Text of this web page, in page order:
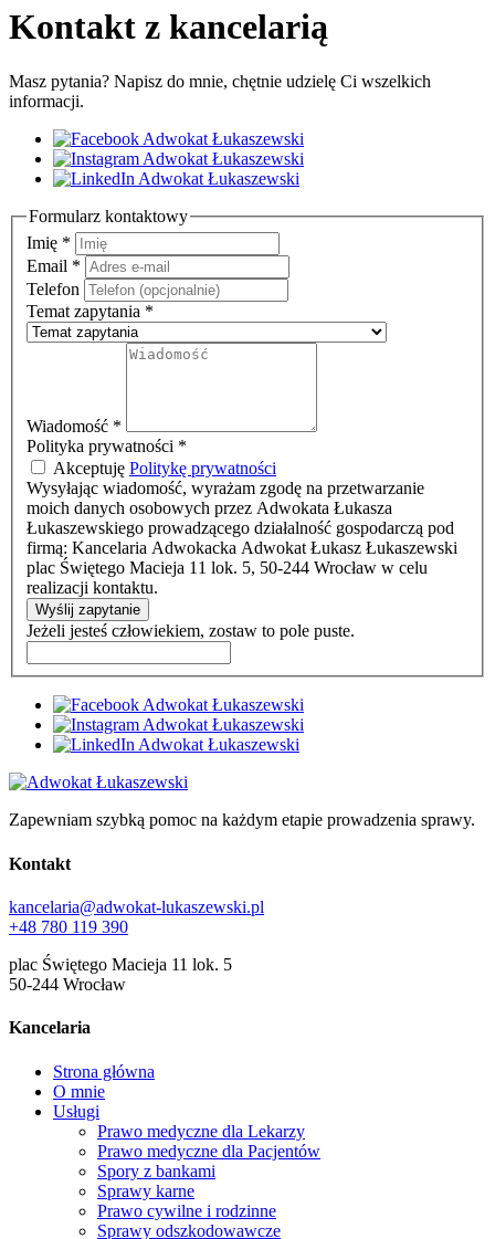
Kontakt z kancelarią
Masz pytania? Napisz do mnie, chętnie udzielę Ci wszelkich
informacji.
Formularz kontaktowy
Imię *
Email *
Telefon
Temat zapytania *
Wiadomość *
Polityka prywatności *
Akceptuję Politykę prywatności
Wysyłając wiadomość, wyrażam zgodę na przetwarzanie
moich danych osobowych przez Adwokata Łukasza
Łukaszewskiego prowadzącego działalność gospodarczą pod
firmą: Kancelaria Adwokacka Adwokat Łukasz Łukaszewski
plac Świętego Macieja 11 lok. 5, 50-244 Wrocław w celu
realizacji kontaktu.
Wyślij zapytanie
Jeżeli jesteś człowiekiem, zostaw to pole puste.
Zapewniam szybką pomoc na każdym etapie prowadzenia sprawy.
Kontakt
kancelaria@adwokat-lukaszewski.pl
+48 780 119 390
plac Świętego Macieja 11 lok. 5
50-244 Wrocław
Kancelaria
Strona główna
O mnie
Usługi
Prawo medyczne dla Lekarzy
Prawo medyczne dla Pacjentów
Spory z bankami
Sprawy karne
Prawo cywilne i rodzinne
Sprawy odszkodowawcze